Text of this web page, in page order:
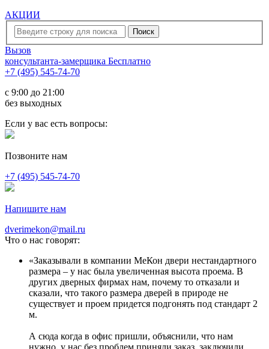
АКЦИИ
Вызов
консультанта-замерщика Бесплатно
+7 (495) 545-74-70
c 9:00 до 21:00
без выходных
Если у вас есть вопросы:
Позвоните нам
+7 (495) 545-74-70
Напишите нам
dverimekon@mail.ru
Что о нас говорят:
Заказывали в компании МеКон двери нестандартного
размера – у нас была увеличенная высота проема. В
других дверных фирмах нам, почему то отказали и
сказали, что такого размера дверей в природе не
существует и проем придется подгонять под стандарт 2
м.
А сюда когда в офис пришли, объяснили, что нам
нужно, у нас без проблем приняли заказ, заключили